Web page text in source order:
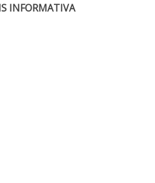
INFORMATIVA